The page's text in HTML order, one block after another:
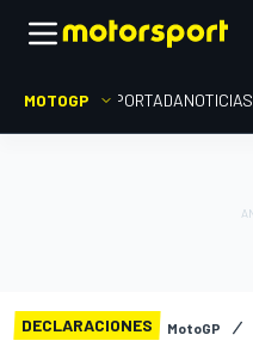
MOTOGP PORTADANOTICIAS
DECLARACIONES MotoGP